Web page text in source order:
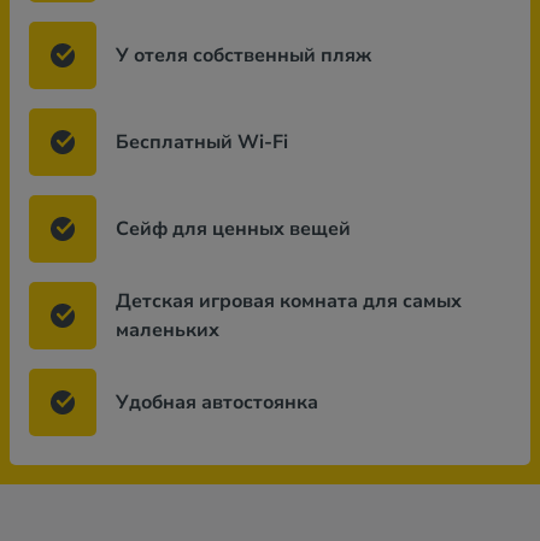
У отеля собственный пляж
Бесплатный Wi-Fi
Сейф для ценных вещей
Детская игровая комната для самых
маленьких
Удобная автостоянка